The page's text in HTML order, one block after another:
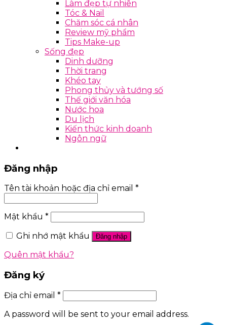
Làm đẹp tự nhiên
Tóc & Nail
Chăm sóc cá nhân
Review mỹ phẩm
Tips Make-up
Sống đẹp
Dinh dưỡng
Thời trang
Khéo tay
Phong thủy và tướng số
Thế giới văn hóa
Nước hoa
Du lịch
Kiến thức kinh doanh
Ngôn ngữ
Đăng nhập
Tên tài khoản hoặc địa chỉ email *
Mật khẩu *
Ghi nhớ mật khẩu
Đăng nhập
Quên mật khẩu?
Đăng ký
Địa chỉ email *
A password will be sent to your email address.